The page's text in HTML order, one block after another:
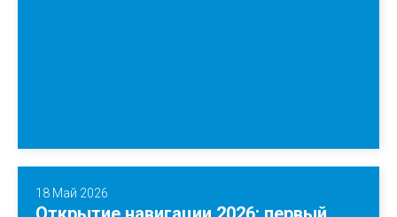
18 Май 2026